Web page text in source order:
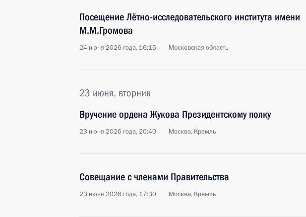
Посещение Лётно-исследовательского института имени
М.М.Громова
24 июня 2026 года, 16:15 Московская область
23 июня, вторник
Вручение ордена Жукова Президентскому полку
23 июня 2026 года, 20:40 Москва, Кремль
Совещание с членами Правительства
23 июня 2026 года, 17:30 Москва, Кремль